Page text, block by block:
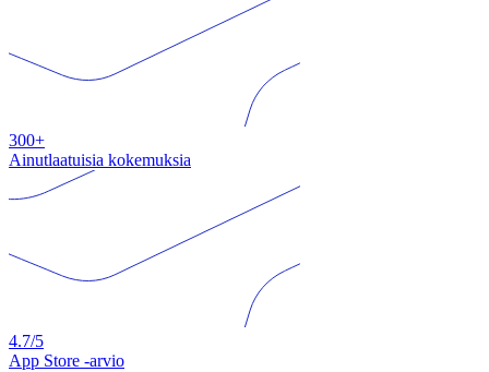
300+
Ainutlaatuisia kokemuksia
4.7/5
App Store -arvio